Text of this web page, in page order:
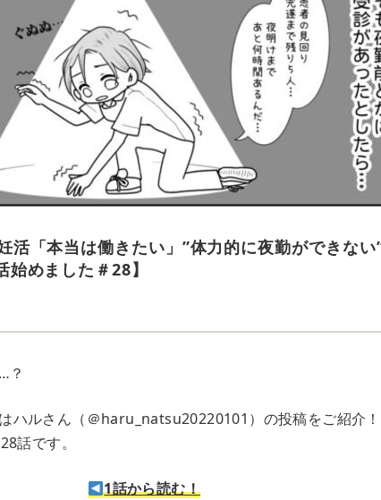
活「本当は働きたい」”体力的に夜勤ができない
めました＃28】
？
ハルさん（＠haru_natsu20220101）の投稿をご紹介！
話です。
1話から読む！